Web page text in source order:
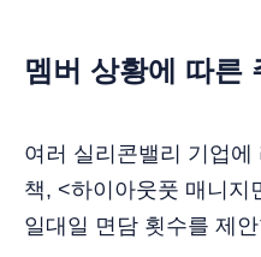
멤버 상황에 따른
여러 실리콘밸리 기업
책, <하이아웃풋 매니지
일대일 면담 횟수를 제